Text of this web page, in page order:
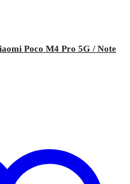
Poco M4 Pro 5G / Note